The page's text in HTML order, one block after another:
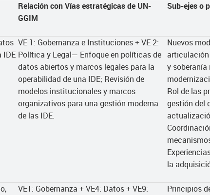
Relación con Vías estratégicas de UN-
GGIM
Sub-ejes o
IDE
VE 1: Gobernanza e Instituciones + VE 2:
Política y Legal— Enfoque en políticas de
datos abiertos y marcos legales para la
operabilidad de una IDE; Revisión de
modelos institucionales y marcos
organizativos para una gestión moderna
de las IDE.
Nuevos
y soberanía
Rol de las
gestión del
la
VE1: Gobernanza + VE4: Datos + VE9:
Principios